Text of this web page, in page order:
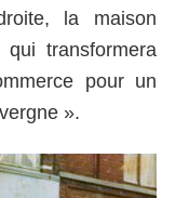
la maison
transformera
pour un
».